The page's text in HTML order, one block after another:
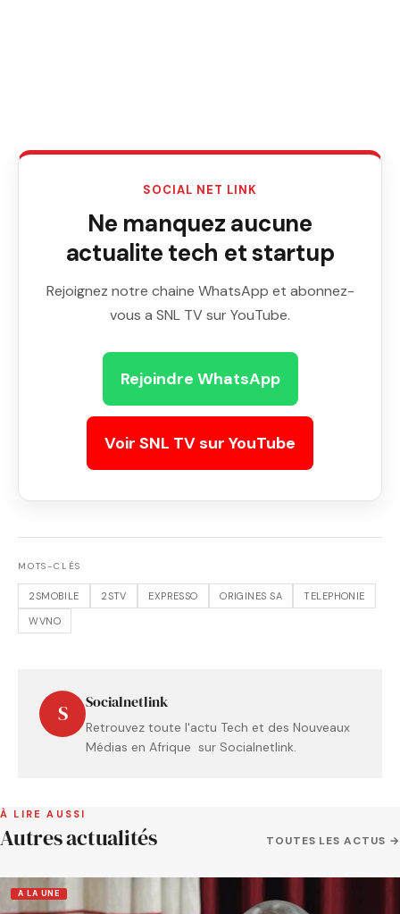
SOCIAL NET LINK
Ne manquez aucune
actualite tech et startup
Rejoignez notre chaine WhatsApp et abonnez-
vous a SNL TV sur YouTube.
Rejoindre WhatsApp
Voir SNL TV sur YouTube
MOTS-CLÉS
2SMOBILE 2STV EXPRESSO ORIGINES SA
TELEPHONIE
WVNO
S Socialnetlink
Retrouvez toute l'actu Tech et des Nouveaux
Médias en Afrique sur Socialnetlink.
À LIRE AUSSI
Autres actualités TOUTES LES ACTUS →
A LA UNE